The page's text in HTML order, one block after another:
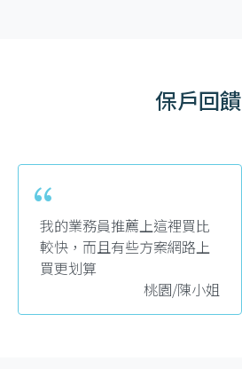
保戶回饋
“
我的業務員推薦上這裡買比
較快，而且有些方案網路上
買更划算
桃園/陳小姐